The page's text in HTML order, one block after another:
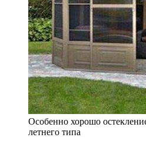
Особенно хорошо
летнего типа